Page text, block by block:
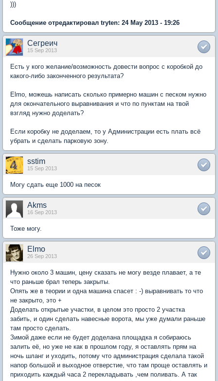
)))
Сообщение отредактировал tryten: 24 May 2013 - 19:26
Сегреич
15 Sep 2013
Есть у кого желание/возможность довести вопрос с коробкой до
какого-либо законченного результата?
Elmo, можешь написать сколько примерно машин с песком нужно
для окончательного выравнивания и что по пунктам на твой
взгляд нужно доделать?
Если коробку не доделаем, то у Администрации есть плать всё
убрать и сделать парковую зону.
sstim
15 Sep 2013
Могу сдать еще 1000 на песок
Akms
16 Sep 2013
Тоже могу.
Elmo
26 Sep 2013
Нужно около 3 машин, цену сказать не могу везде плавает, а те
что раньше брал теперь закрыты.
Опять же в теории и одна машина спасет : -) выравнивать то что
не закрыто, это +
Доделать открытые участки, в целом это просто 2 участка
забить, и один сделать навесные ворота, мы уже думали раньше
там просто сделать.
Зимой даже если не будет доделана площадка я собираюсь
залить её, но уже не как в прошлом году, я оставлять прям на
ночь шланг и уходить, потому что администрация сделала такой
напор большой и выходное отверстие, что там проще оставлять и
приходить каждый часа 2 перекладывать ,чем поливать. А так